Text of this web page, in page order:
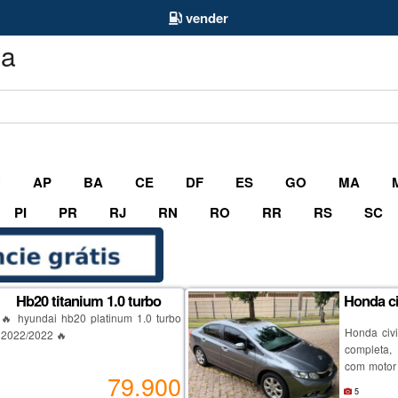
vender
AP BA CE DF ES GO MA
PI PR RJ RN RO RR RS SC
Hb20 titanium 1.0 turbo
🔥 hyundai hb20 platinum 1.0 turbo
2022/2022 🔥
conforto e desempenho em um único
79.900
Honda
Honda
com
5